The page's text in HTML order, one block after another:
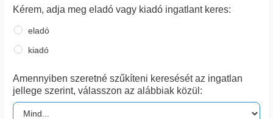
Kérem, adja meg eladó vagy kiadó ingatlant keres:
eladó
kiadó
Amennyiben szeretné szűkíteni keresését az ingatlan
jellege szerint, válasszon az alábbiak közül: